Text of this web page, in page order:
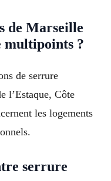
de Marseille
multipoints ?
de serrure
l’Estaque, Côte
les logements
serrure